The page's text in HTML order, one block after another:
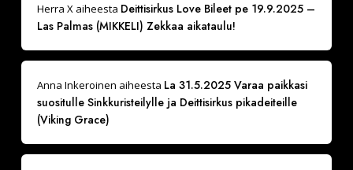
Herra Xaiheesta Deittisirkus Love Bileet pe 19.9.2025 –
Las Palmas (MIKKELI) Zekkaa aikataulu!
Anna Inkeroinen aiheesta La 31.5.2025 Varaa paikkasi
suositulle Sinkkuristeilylle ja Deittisirkus pikadeiteille
(Viking Grace)